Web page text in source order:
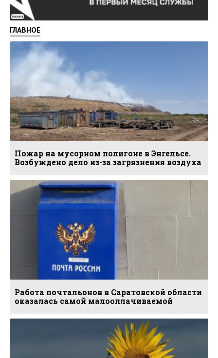
Реклама
ГЛАВНОЕ
Пожар на мусорном полигоне в Энгельсе.
Возбуждено дело из-за загрязнения воздуха
Работа почтальонов в Саратовской области
оказалась самой малооплачиваемой